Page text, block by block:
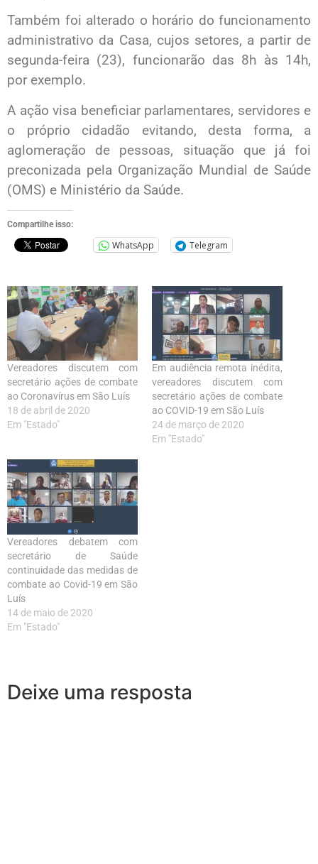
Também foi alterado o horário do funcionamento
administrativo da Casa, cujos setores, a partir de
segunda-feira (23), funcionarão das 8h às 14h,
por exemplo.
A ação visa beneficiar parlamentares, servidores e
o próprio cidadão evitando, desta forma, a
aglomeração de pessoas, situação que já foi
preconizada pela Organização Mundial de Saúde
(OMS) e Ministério da Saúde.
Compartilhe isso:
WhatsApp Telegram
Vereadores discutem com
secretário ações de combate
ao Coronavírus em São Luís
18 de abril de 2020
Em "Estado"
Em audiência remota inédita,
vereadores discutem com
secretário ações de combate
ao COVID-19 em São Luís
24 de março de 2020
Em "Estado"
Vereadores debatem com
secretário de Saúde
continuidade das medidas de
combate ao Covid-19 em São
Luís
14 de maio de 2020
Em "Estado"
Deixe uma resposta